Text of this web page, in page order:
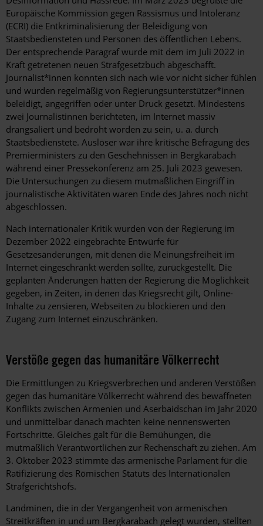
Europäische Kommission gegen Rassismus und Intoleranz
(ECRI) die Entkriminalisierung der Beleidigung von
Staatsbediensteten und Personen des öffentlichen Lebens.
Der entsprechende Paragraf wurde mit dem im Juli 2022 in
Kraft getretenen neuen Strafgesetzbuch abgeschafft.
Journalist*innen konnten sich nach wie vor nicht sicher fühlen
und wurden regelmäßig von Regierungsunterstützer*innen
beleidigt, angegriffen oder unter Druck gesetzt. Mindestens
zwei Journalistinnen berichteten, im Internet massiv
drangsaliert und bedroht worden zu sein, u. a. durch
Staatsbedienstete. Auslöser war ihre kritische Befragung des
Premierministers zu den Geschehnissen in Bergkarabach
während einer Pressekonferenz am 25. Juli 2023 gewesen.
Die Untersuchungen zu diesem mutmaßlichen Eingriff in
journalistische Aktivitäten waren Ende des Jahres noch nicht
abgeschlossen.
Nach internationaler Kritik wurden von der Regierung im
Dezember 2022 eingebrachte Entwürfe für
Gesetzesänderungen, mit denen die Meinungsfreiheit im
Internet eingeschränkt werden sollte, zurückgestellt. Die
geplanten Änderungen hätten der Regierung die Möglichkeit
gegeben, in Zeiten, in denen das Kriegsrecht gilt, Online-
Inhalte zu zensieren, Webseiten zu blockieren und den
Zugang zum Internet einzuschränken.
Verstöße gegen das humanitäre Völkerrecht
Die Ermittlungen zu Kriegsverbrechen und anderen Verstößen
gegen das humanitäre Völkerrecht während des bewaffneten
Konflikts zwischen Armenien und Aserbaidschan im Jahr 2020
und unmittelbar danach machten keine nennenswerten
Fortschritte. Gleiches galt für die Bemühungen, die
mutmaßlich Verantwortlichen zur Rechenschaft zu ziehen. Am
3. Oktober 2023 stimmte das armenische Parlament für die
Ratifizierung des Römischen Statuts des Internationalen
Strafgerichtshofs.
Landminen, die in der Vergangenheit von armenischen
Streitkräften in und um Bergkarabach gelegt wurden, stellten